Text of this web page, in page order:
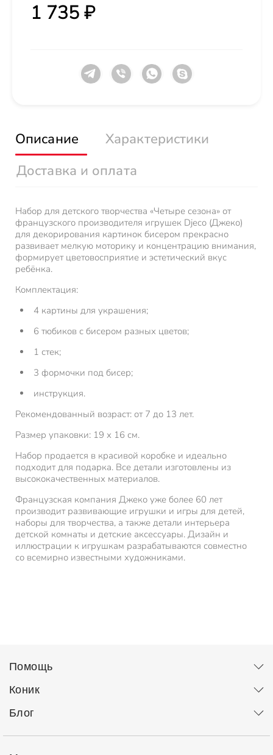
1 735 ₽
Описание
Характеристики
Доставка и оплата
Набор для детского творчества «Четыре сезона» от
французского производителя игрушек Djeco (Джеко)
для декорирования картинок бисером прекрасно
развивает мелкую моторику и концентрацию внимания,
формирует цветовосприятие и эстетический вкус
ребёнка.
Комплектация:
4 картины для украшения;
6 тюбиков с бисером разных цветов;
1 стек;
3 формочки под бисер;
инструкция.
Рекомендованный возраст: от 7 до 13 лет.
Размер упаковки: 19 х 16 см.
Набор продается в красивой коробке и идеально
подходит для подарка. Все детали изготовлены из
высококачественных материалов.
Французская компания Джеко уже более 60 лет
производит развивающие игрушки и игры для детей,
наборы для творчества, а также детали интерьера
детской комнаты и детские аксессуары. Дизайн и
иллюстрации к игрушкам разрабатываются совместно
со всемирно известными художниками.
Помощь
Коник
Блог